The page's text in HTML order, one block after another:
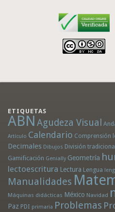
ETIQUETAS
ABN Agudeza Visual
Artículo Calendario Comprensión
Decimales Dibujos División tradicional
Gamificación Genially Geometría
lectoescritura Lectura Lengua
Manualidades
Máquinas didácticas México Navidad
Paz PDI primaria Problemas